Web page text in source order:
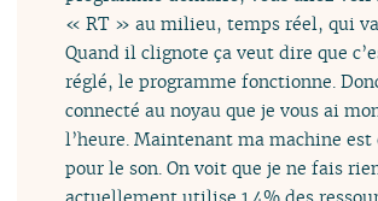
« RT » au milieu, temps réel, qui
Quand il clignote ça veut dire que
réglé, le programme fonctionne.
connecté au noyau que je vous ai
l’heure. Maintenant ma machine
pour le son. On voit que je ne fais